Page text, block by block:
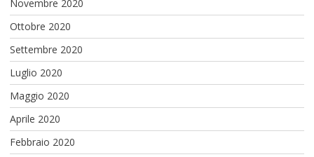
Novembre 2020
Ottobre 2020
Settembre 2020
Luglio 2020
Maggio 2020
Aprile 2020
Febbraio 2020